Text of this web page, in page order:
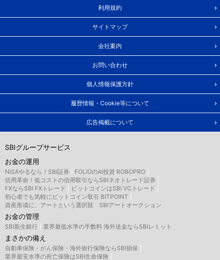
利用規約
サイトマップ
会社案内
お問い合わせ
個人情報保護方針
履歴情報・Cookie等について
広告掲載について
SBIグループサービス
お金の運用
NISAやるなら！SBI証券
FOLIOのAI投資 ROBOPRO
信用革命！低コストの信用取引ならSBIネオトレード証券
FXならSBI FXトレード
ビットコインはSBI VCトレード
初心者でも気軽にビットコイン取引 BITPOINT
資産形成に、アートという選択肢 SBIアートオークション
お金の管理
SBI新生銀行 業界最低水準の手数料 海外送金ならSBIレミット
まさかの備え
自動車保険・がん保険・海外旅行保険ならSBI損保
業界最安水準の死亡保険はSBI生命保険